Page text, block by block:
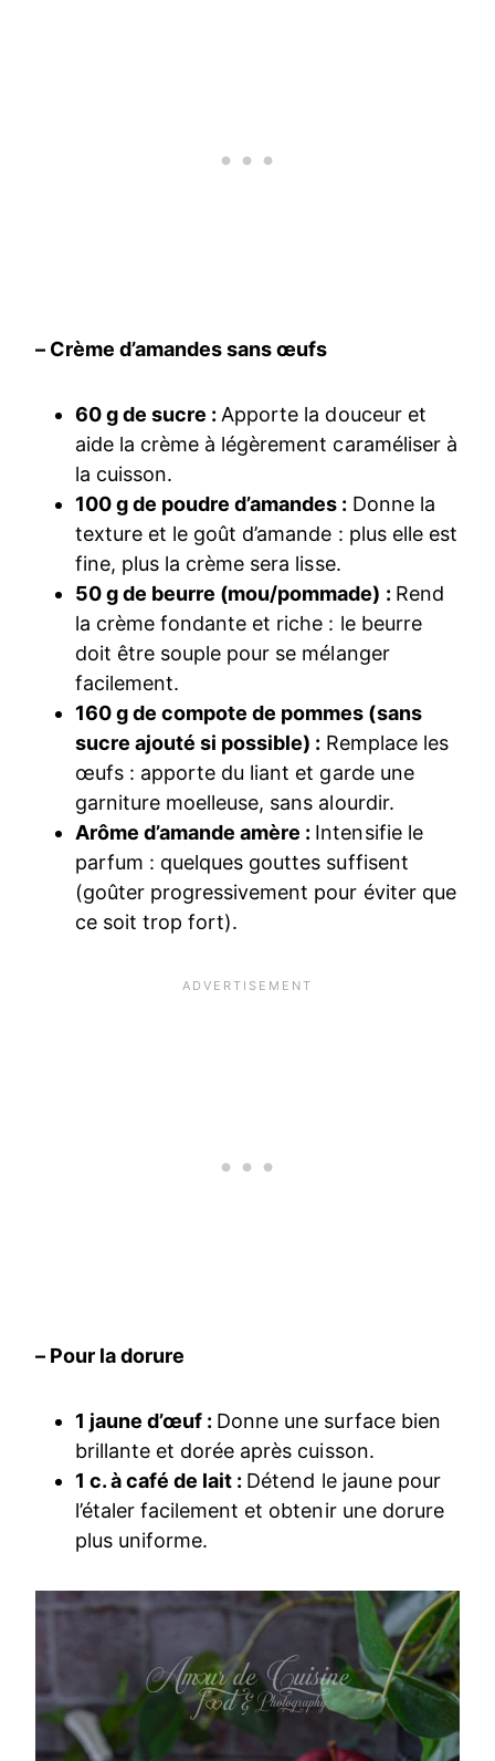
– Crème d’amandes sans œufs
60 g de sucre :Apporte la douceur et
aide la crème à légèrement caraméliser à
la cuisson.
100 g de poudre d’amandes : Donne la
texture et le goût d’amande : plus elle est
fine, plus la crème sera lisse.
50 g de beurre (mou/pommade) : Rend
la crème fondante et riche : le beurre
doit être souple pour se mélanger
facilement.
160 g de compote de pommes (sans
sucre ajouté si possible) : Remplace les
œufs : apporte du liant et garde une
garniture moelleuse, sans alourdir.
Arôme d’amande amère : Intensifie le
parfum : quelques gouttes suffisent
(goûter progressivement pour éviter que
ce soit trop fort).
– Pour la dorure
1 jaune d’œuf : Donne une surface bien
brillante et dorée après cuisson.
1 c. à café de lait : Détend le jaune pour
l’étaler facilement et obtenir une dorure
plus uniforme.